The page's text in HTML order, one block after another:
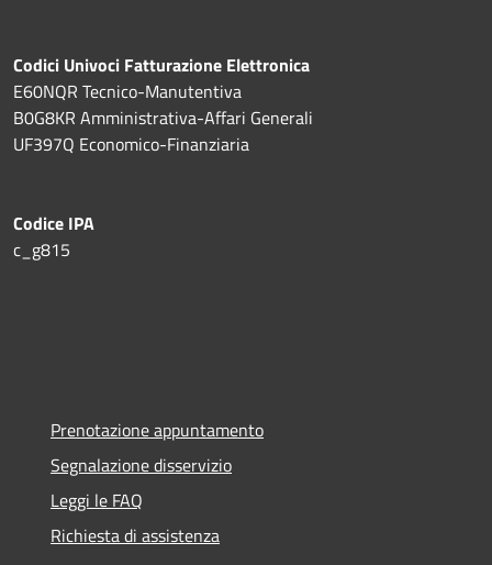
Codici Univoci Fatturazione Elettronica
E60NQR Tecnico-Manutentiva
B0G8KR Amministrativa-Affari Generali
UF397Q Economico-Finanziaria
Codice IPA
c_g815
Prenotazione appuntamento
Segnalazione disservizio
Leggi le FAQ
Richiesta di assistenza